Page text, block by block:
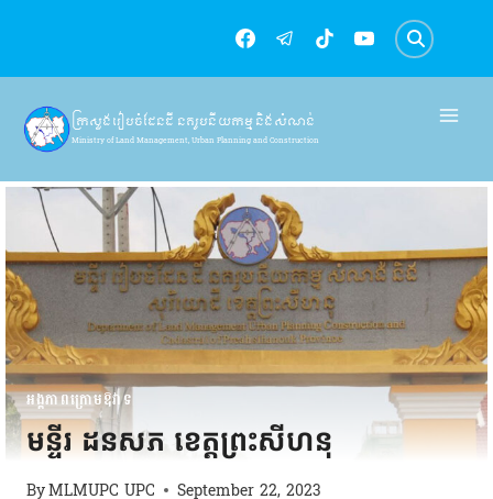
content
ក្រសួងរៀបចំដែនដី នគរូបនីយកម្ម និងសំណង់
Ministry of Land Management, Urban Planning and Construction
អង្គភាពក្រោមឱវាទ
មន្ទីរ ដនសភ ខេត្តព្រះសីហនុ
ByMLMUPC UPC September 22, 2023